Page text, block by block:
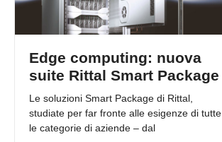
Edge computing: nuova
suite Rittal Smart Package
Le soluzioni Smart Package di Rittal,
studiate per far fronte alle esigenze di tutte
le categorie di aziende – dal